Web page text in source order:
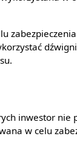
inwestor nie
w celu